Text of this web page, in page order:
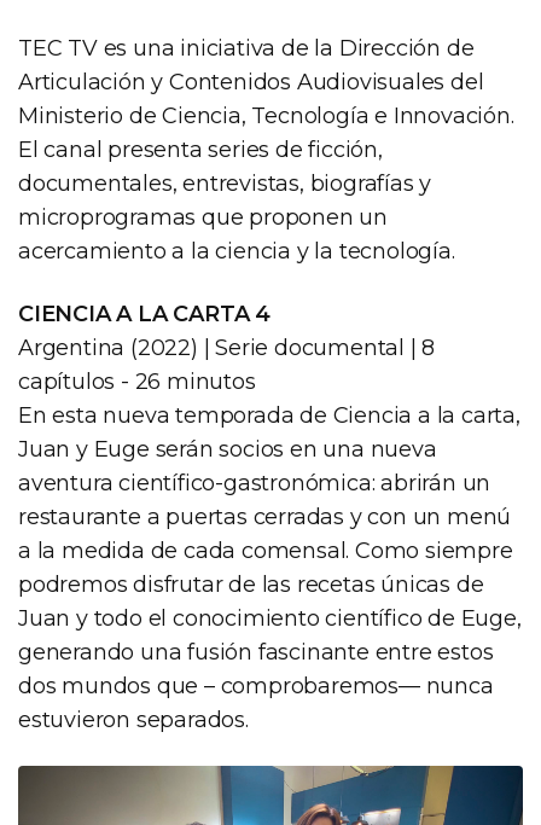
TEC TV es una iniciativa de la Dirección de
Articulación y Contenidos Audiovisuales del
Ministerio de Ciencia, Tecnología e Innovación.
El canal presenta series de ficción,
documentales, entrevistas, biografías y
microprogramas que proponen un
acercamiento a la ciencia y la tecnología.
CIENCIA A LA CARTA 4
Argentina (2022) | Serie documental | 8
capítulos - 26 minutos
En esta nueva temporada de Ciencia a la carta,
Juan y Euge serán socios en una nueva
aventura científico-gastronómica: abrirán un
restaurante a puertas cerradas y con un menú
a la medida de cada comensal. Como siempre
podremos disfrutar de las recetas únicas de
Juan y todo el conocimiento científico de Euge,
generando una fusión fascinante entre estos
dos mundos que – comprobaremos— nunca
estuvieron separados.